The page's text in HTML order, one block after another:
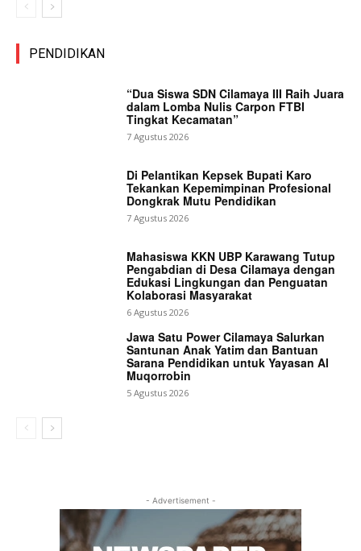
PENDIDIKAN
“Dua Siswa SDN Cilamaya III Raih Juara
dalam Lomba Nulis Carpon FTBI
Tingkat Kecamatan”
7 Agustus 2026
Di Pelantikan Kepsek Bupati Karo
Tekankan Kepemimpinan Profesional
Dongkrak Mutu Pendidikan
7 Agustus 2026
Mahasiswa KKN UBP Karawang Tutup
Pengabdian di Desa Cilamaya dengan
Edukasi Lingkungan dan Penguatan
Kolaborasi Masyarakat
6 Agustus 2026
Jawa Satu Power Cilamaya Salurkan
Santunan Anak Yatim dan Bantuan
Sarana Pendidikan untuk Yayasan Al
Muqorrobin
5 Agustus 2026
- Advertisement -